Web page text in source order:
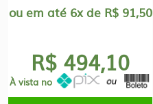
ou em até 6x de R$ 91,50
R$ 494,10
À vista no